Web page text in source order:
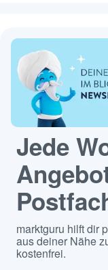
Jede
marktguru hilft dir
aus deiner Nähe
kostenfrei.